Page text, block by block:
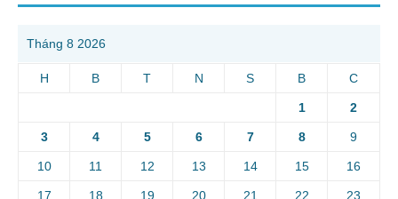
Tháng 8 2026
H B T N S B C
1 2
3 4 5 6 7 8 9
10 11 12 13 14 15 16
17 18 19 20 21 22 23